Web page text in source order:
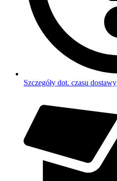
Szczegóły dot. czasu dostawy